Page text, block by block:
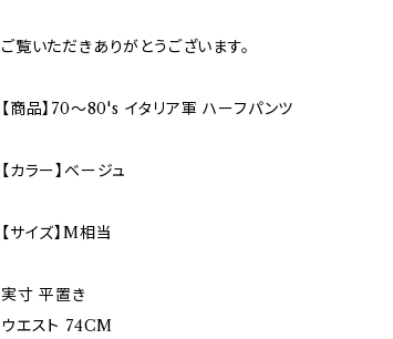
ご覧いただきありがとうございます。
【商品】70〜80's イタリア軍 ハーフパンツ
【カラー】ベージュ
【サイズ】M相当
実寸 平置き
ウエスト 74CM